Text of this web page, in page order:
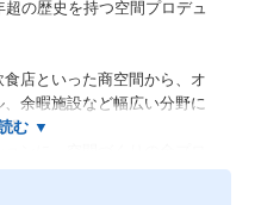
の歴史を持つ空間プロデュ
店といった商空間から、オ
余暇施設など幅広い分野に
。